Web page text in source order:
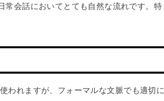
常会話においてとても自然な流れです。特
われますが、フォーマルな文脈でも適切に